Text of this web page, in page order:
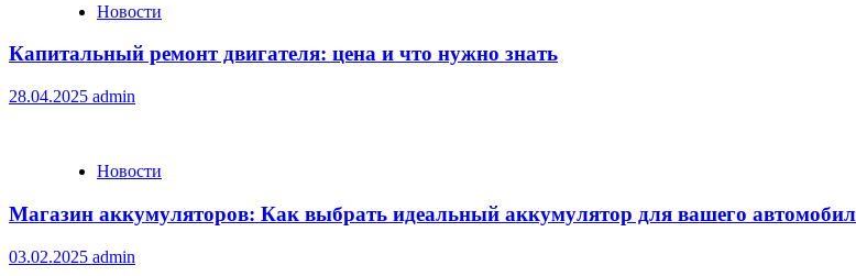
Новости
Капитальный ремонт двигателя: цена и что нужно знать
28.04.2025 admin
Новости
Магазин аккумуляторов: Как выбрать идеальный аккумулятор для вашего
03.02.2025 admin